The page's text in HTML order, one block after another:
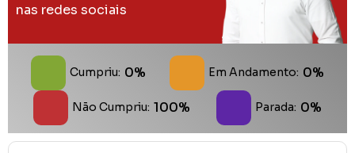
nas redes sociais
Cumpriu: 0% Em Andamento: 0%
Não Cumpriu: 100% Parada: 0%